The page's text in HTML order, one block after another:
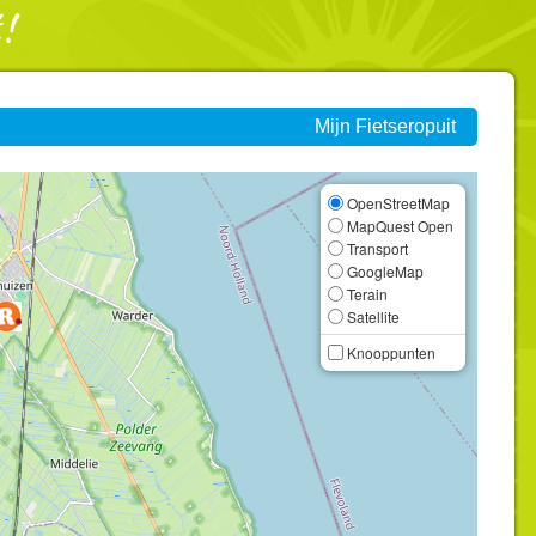
Mijn Fietseropuit
OpenStreetMap
MapQuest Open
Transport
GoogleMap
Terain
Satellite
Knooppunten